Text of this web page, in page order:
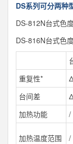
DS系列可分两种
DS-812N台式色
DS-816N台式色
重复性*
台间差
加热功能
/
加热温度范围 /